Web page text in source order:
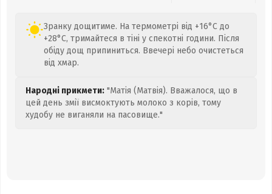
Зранку дощитиме. На термометрі від +16°C до
+28°C, тримайтеся в тіні у спекотні години. Після
обіду дощ припиниться. Ввечері небо очистеться
від хмар.
Народні прикмети: "Матія (Матвія). Вважалося, що в
цей день змії висмоктують молоко з корів, тому
худобу не виганяли на пасовище."